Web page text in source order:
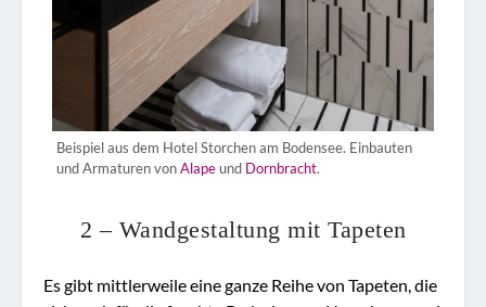
Beispiel aus dem Hotel Storchen am Bodensee. Einbauten
und Armaturen vonAlapeund Dornbracht.
2 – Wandgestaltung mit Tapeten
Es gibt mittlerweile eine ganze Reihe von Tapeten, die